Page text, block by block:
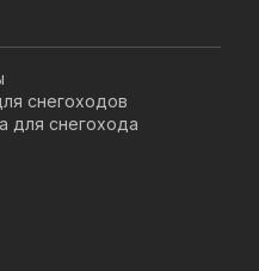
снегоходов
для снегохода